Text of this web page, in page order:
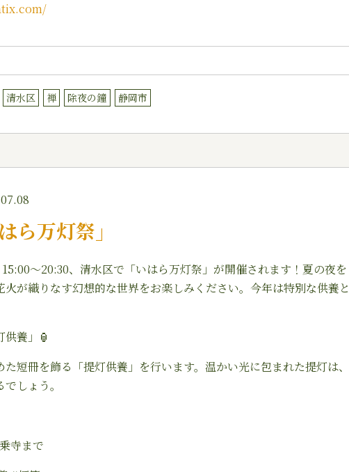
清水区 禅 除夜の鐘 静岡市
ら万灯祭」
～20:30、清水区で「いはら万灯祭」が開催されます！夏の夜を
が織りなす幻想的な世界をお楽しみください。今年は特別な供養と
養」🏮
短冊を飾る「提灯供養」を行います。温かい光に包まれた提灯は、
しょう。
寺まで